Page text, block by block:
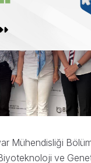
Mühendisliği
ve